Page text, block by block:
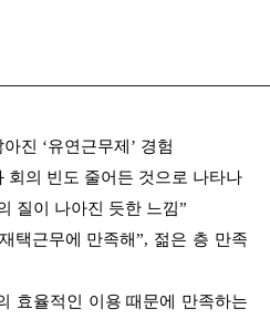
진 ‘유연근무제’ 경험
회의 빈도 줄어든 것으로 나타나
질이 나아진 듯한 느낌”
택근무에 만족해”, 젊은 층 만족
효율적인 이용 때문에 만족하는